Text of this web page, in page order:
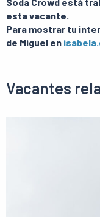
esta vacante.
Para mostrar tu
de Miguel en
Vacantes